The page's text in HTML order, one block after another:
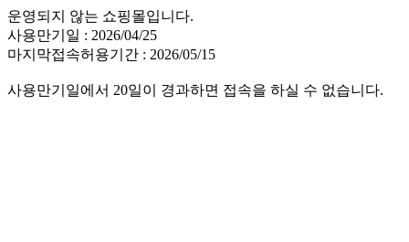
운영되지 않는 쇼핑몰입니다.
사용만기일 : 2026/04/25
마지막접속허용기간 : 2026/05/15
사용만기일에서 20일이 경과하면 접속을 하실 수 없습니다.